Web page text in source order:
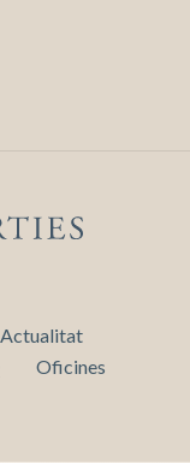
Actualitat
Oficines